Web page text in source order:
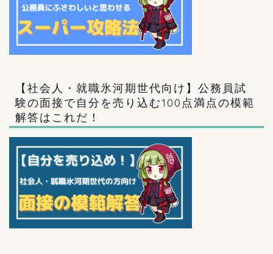
【社会人・就職氷河期世代向け】公務員試
験の面接で自分を売り込む100点満点の模範
解答はこれだ！